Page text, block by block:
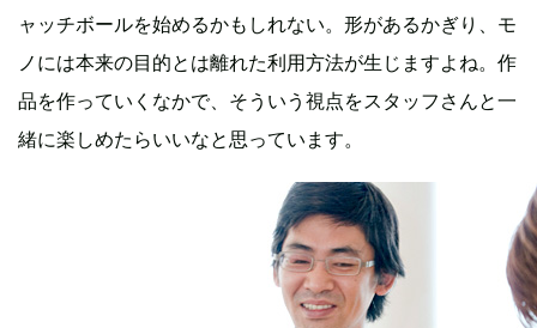
ャッチボールを始めるかもしれない。形があるかぎり、モ
ノには本来の目的とは離れた利用方法が生じますよね。作
品を作っていくなかで、そういう視点をスタッフさんと一
緒に楽しめたらいいなと思っています。